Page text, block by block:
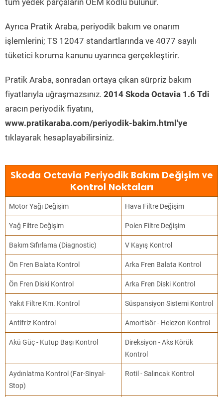
tüm yedek parçaların OEM kodlu bulunur.
Ayrıca Pratik Araba, periyodik bakım ve onarım
işlemlerini; TS 12047 standartlarında ve 4077 sayılı
tüketici koruma kanunu uyarınca gerçekleştirir.
Pratik Araba, sonradan ortaya çıkan sürpriz bakım
fiyatlarıyla uğraşmazsınız. 2014 Skoda Octavia 1.6 Tdi
aracın periyodik fiyatını,
www.pratikaraba.com/periyodik-bakim.html'ye
tıklayarak hesaplayabilirsiniz.
Skoda Octavia Periyodik Bakım Değişim ve
Kontrol Noktaları
Motor Yağı Değişim Hava Filtre Değişim
Yağ Filtre Değişim Polen Filtre Değişim
Bakım Sıfırlama (Diagnostic) V Kayış Kontrol
Ön Fren Balata Kontrol Arka Fren Balata Kontrol
Ön Fren Diski Kontrol Arka Fren Diski Kontrol
Yakıt Filtre Km. Kontrol Süspansiyon Sistemi Kontrol
Antifriz Kontrol Amortisör - Helezon Kontrol
Akü Güç - Kutup Başı Kontrol
Direksiyon - Aks Körük
Kontrol
Aydınlatma Kontrol (Far-Sinyal-
Stop)
Rotil - Salıncak Kontrol